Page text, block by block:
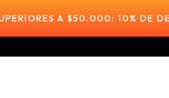
A $50.000: 10% DE